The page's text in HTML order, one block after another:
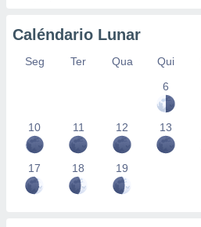
Caléndario Lunar
Seg Ter Qua Qui
6
10 11 12 13
17 18 19